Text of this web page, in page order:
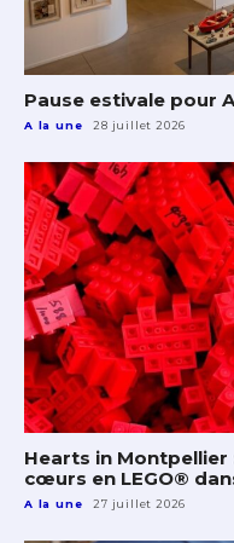
Pause estivale pour
A la une 28 juillet 2026
Hearts in Montpellier
cœurs en LEGO®
A la une 27 juillet 2026